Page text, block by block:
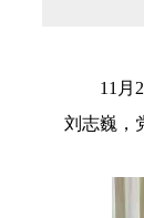
11月
刘志巍，